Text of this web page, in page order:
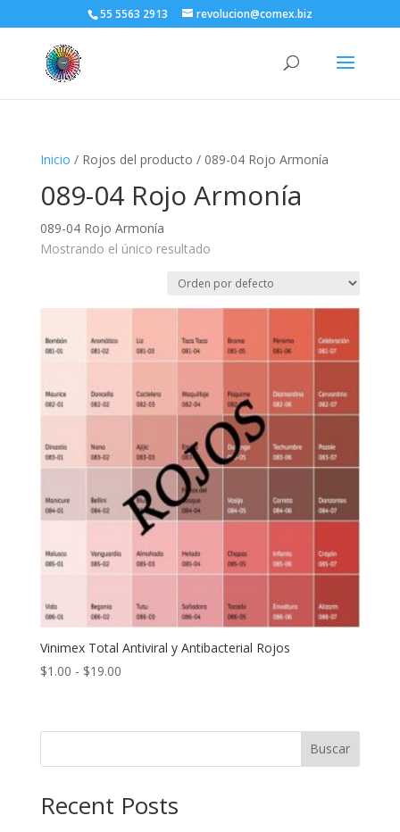
55 5563 2913 revolucion@comex.biz
Inicio / Rojos del producto / 089-04 Rojo Armonía
089-04 Rojo Armonía
089-04 Rojo Armonía
Mostrando el único resultado
Vinimex Total Antiviral y Antibacterial Rojos
$1.00 - $19.00Rango
desde
Buscar
Recent Posts